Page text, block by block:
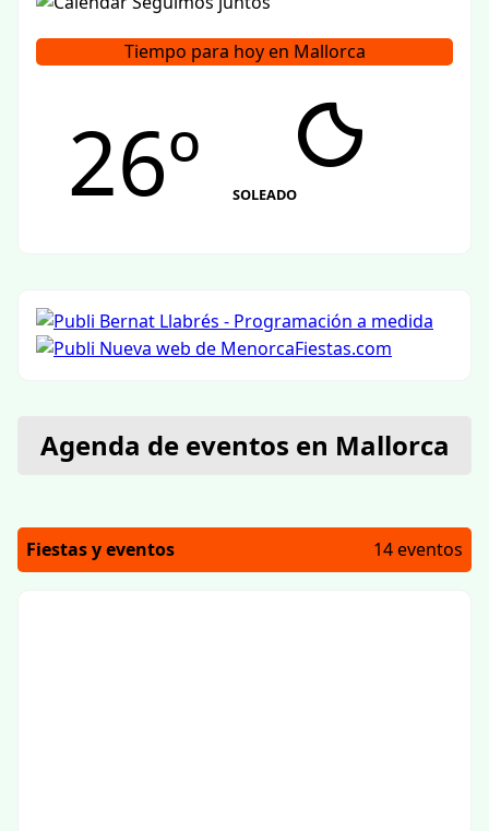
Tiempo para hoy en Mallorca
26º SOLEADO
Agenda de eventos en Mallorca
Fiestas y eventos 14 eventos